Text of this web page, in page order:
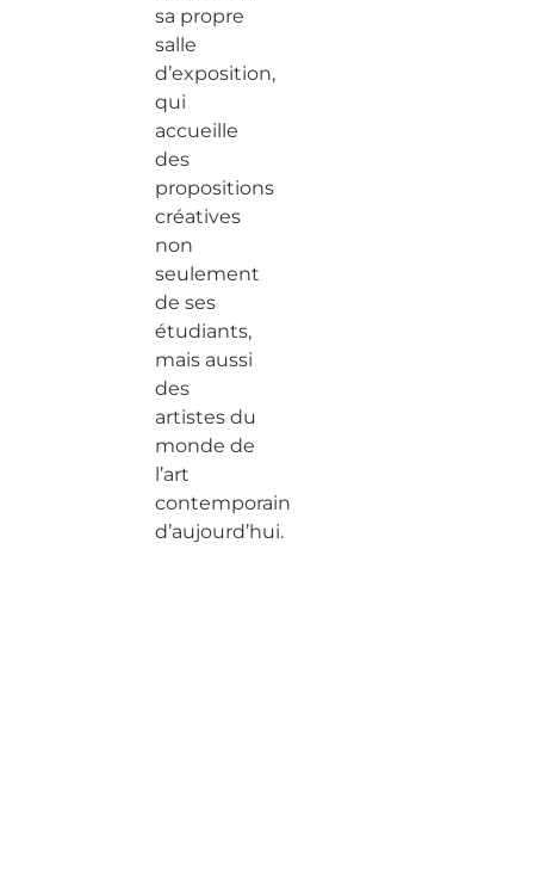
sa propre
salle
d’exposition,
qui
accueille
des
propositions
créatives
non
seulement
de ses
étudiants,
mais aussi
des
artistes du
monde de
l’art
contemporain
d’aujourd’hui.